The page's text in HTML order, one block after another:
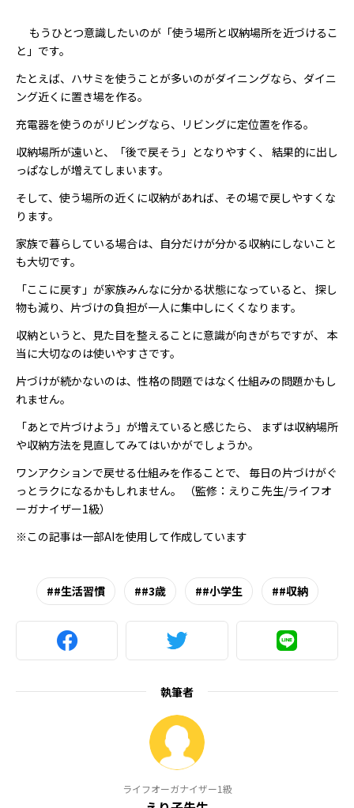
もうひとつ意識したいのが「使う場所と収納場所を近づけるこ
と」です。
たとえば、ハサミを使うことが多いのがダイニングなら、ダイニ
ング近くに置き場を作る。
充電器を使うのがリビングなら、リビングに定位置を作る。
収納場所が遠いと、「後で戻そう」となりやすく、 結果的に出し
っぱなしが増えてしまいます。
そして、使う場所の近くに収納があれば、その場で戻しやすくな
ります。
家族で暮らしている場合は、自分だけが分かる収納にしないこと
も大切です。
「ここに戻す」が家族みんなに分かる状態になっていると、 探し
物も減り、片づけの負担が一人に集中しにくくなります。
収納というと、見た目を整えることに意識が向きがちですが、 本
当に大切なのは使いやすさです。
片づけが続かないのは、性格の問題ではなく仕組みの問題かもし
れません。
「あとで片づけよう」が増えていると感じたら、 まずは収納場所
や収納方法を見直してみてはいかがでしょうか。
ワンアクションで戻せる仕組みを作ることで、 毎日の片づけがぐ
っとラクになるかもしれません。 （監修：えりこ先生/ライフオ
ーガナイザー1級）
※この記事は一部AIを使用して作成しています
#生活習慣 #3歳 #小学生 #収納
執筆者
ライフオーガナイザー1級